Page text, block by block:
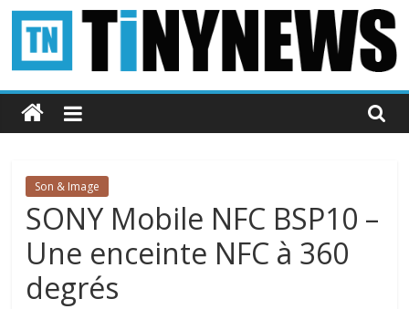
Passer
contenu
Tinynews
Le
belge
connecté
Son & Image
SONY Mobile NFC BSP10 –
Une enceinte NFC à 360
degrés